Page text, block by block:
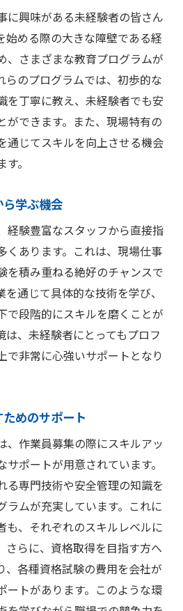
に興味がある未経験者の皆さん
始める際の大きな障壁である経
、さまざまな教育プログラムが
らのプログラムでは、初歩的な
を丁寧に教え、未経験者でも安
ができます。また、現場特有の
通じてスキルを向上させる機会
。
学ぶ機会
経験豊富なスタッフから直接指
くあります。これは、現場仕事
を積み重ねる絶好のチャンスで
通じて具体的な技術を学び、
で段階的にスキルを磨くことが
は、未経験者にとってもプロフ
で非常に心強いサポートとなり
めのサポート
、作業員募集の際にスキルアッ
ポートが用意されています。
る専門技術や安全管理の知識を
ラムが充実しています。これに
も、それぞれのスキルレベルに
さらに、資格取得を目指す方へ
、各種資格試験の費用を会社が
ートがあります。このような環